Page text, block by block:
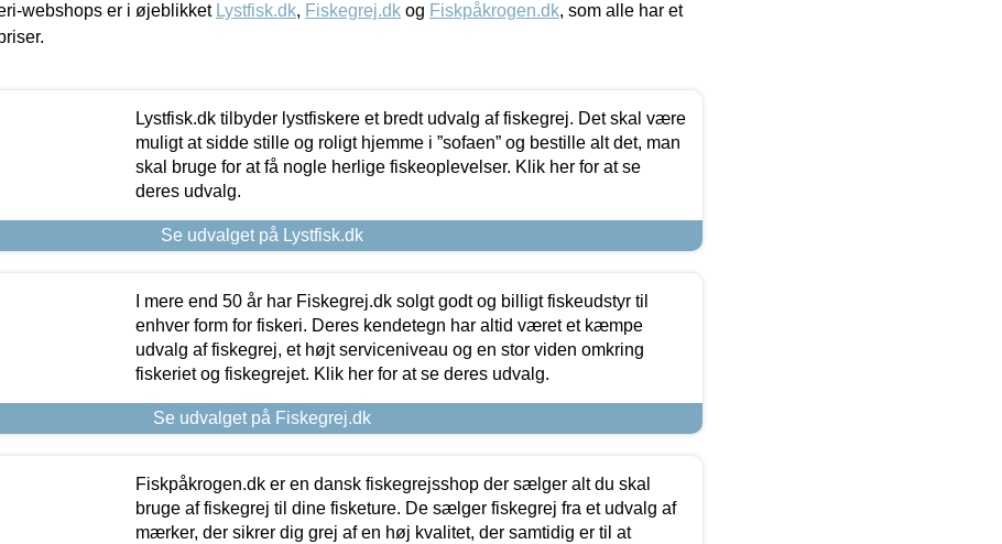
webshops er i øjeblikket Lystfisk.dk, Fiskegrej.dk og Fiskpåkrogen.dk, som alle har et
Lystfisk.dk tilbyder lystfiskere et bredt udvalg af fiskegrej. Det skal være
muligt at sidde stille og roligt hjemme i ”sofaen” og bestille alt det, man
skal bruge for at få nogle herlige fiskeoplevelser. Klik her for at se
deres udvalg.
Se udvalget på Lystfisk.dk
I mere end 50 år har Fiskegrej.dk solgt godt og billigt fiskeudstyr til
enhver form for fiskeri. Deres kendetegn har altid været et kæmpe
udvalg af fiskegrej, et højt serviceniveau og en stor viden omkring
fiskeriet og fiskegrejet. Klik her for at se deres udvalg.
Se udvalget på Fiskegrej.dk
Fiskpåkrogen.dk er en dansk fiskegrejsshop der sælger alt du skal
bruge af fiskegrej til dine fisketure. De sælger fiskegrej fra et udvalg af
mærker, der sikrer dig grej af en høj kvalitet, der samtidig er til at